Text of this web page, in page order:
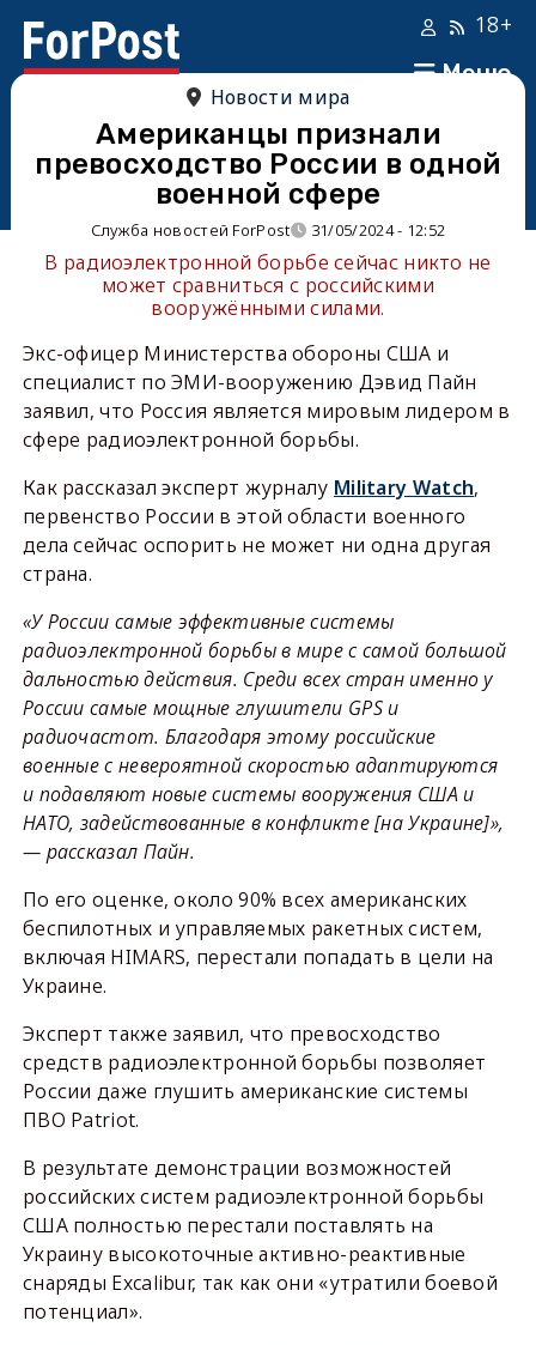
Меню
18+
Новости мира
Американцы признали
превосходство России в одной
военной сфере
Служба новостей ForPost 31/05/2024 - 12:52
В радиоэлектронной борьбе сейчас никто не
может сравниться с российскими
вооружёнными силами.
Экс-офицер Министерства обороны США и
специалист по ЭМИ-вооружению Дэвид Пайн
заявил, что Россия является мировым лидером в
сфере радиоэлектронной борьбы.
Как рассказал эксперт журналу Military Watch,
первенство России в этой области военного
дела сейчас оспорить не может ни одна другая
страна.
«У России самые эффективные системы
радиоэлектронной борьбы в мире с самой большой
дальностью действия. Среди всех стран именно у
России самые мощные глушители GPS и
радиочастот. Благодаря этому российские
военные с невероятной скоростью адаптируются
и подавляют новые системы вооружения США и
НАТО, задействованные в конфликте [на Украине]»,
— рассказал Пайн.
По его оценке, около 90% всех американских
беспилотных и управляемых ракетных систем,
включая HIMARS, перестали попадать в цели на
Украине.
Эксперт также заявил, что превосходство
средств радиоэлектронной борьбы позволяет
России даже глушить американские системы
ПВО Patriot.
В результате демонстрации возможностей
российских систем радиоэлектронной борьбы
США полностью перестали поставлять на
Украину высокоточные активно-реактивные
снаряды Excalibur, так как они «утратили боевой
потенциал».